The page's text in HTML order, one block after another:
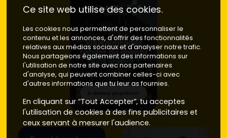
Ce site web utilise des cookies.
Les cookies nous permettent de personnaliser le
contenu et les annonces, d'offrir des fonctionnalités
relatives aux médias sociaux et d'analyser notre trafic.
Nous partageons également des informations sur
l'utilisation de notre site avec nos partenaires
d'analyse, qui peuvent combiner celles-ci avec
d'autres informations que tu leur as fournies.
En cliquant sur “Tout Accepter”, tu acceptes
l'utilisation de cookies à des fins publicitaires et
ceux servant à mesurer l'audience.